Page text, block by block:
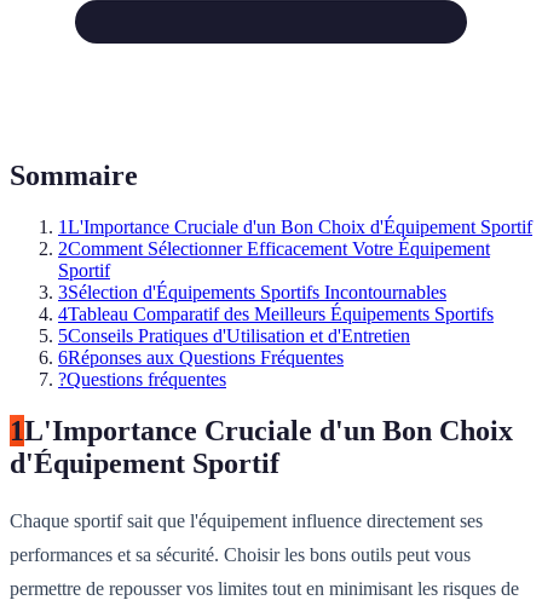
Sommaire
1L'Importance Cruciale d'un Bon Choix d'Équipement Sportif
2Comment Sélectionner Efficacement Votre Équipement
Sportif
3Sélection d'Équipements Sportifs Incontournables
4Tableau Comparatif des Meilleurs Équipements Sportifs
5Conseils Pratiques d'Utilisation et d'Entretien
6Réponses aux Questions Fréquentes
?Questions fréquentes
1L'Importance Cruciale d'un Bon Choix
d'Équipement Sportif
Chaque sportif sait que l'équipement influence directement ses
performances et sa sécurité. Choisir les bons outils peut vous
permettre de repousser vos limites tout en minimisant les risques de